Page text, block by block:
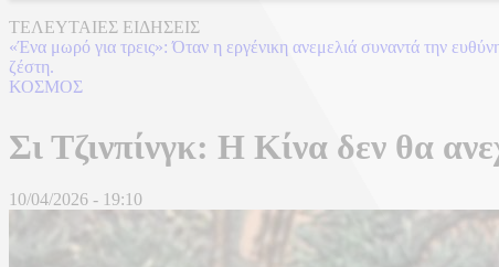
ΤΕΛΕΥΤΑΙΕΣ ΕΙΔΗΣΕΙΣ
Θιβέτ: Η υφαντική παράδοση αιώνων που παραμένει ζωντανή στους
ΚΟΣΜΟΣ
Σι Τζινπίνγκ: Η Κίνα δεν θα